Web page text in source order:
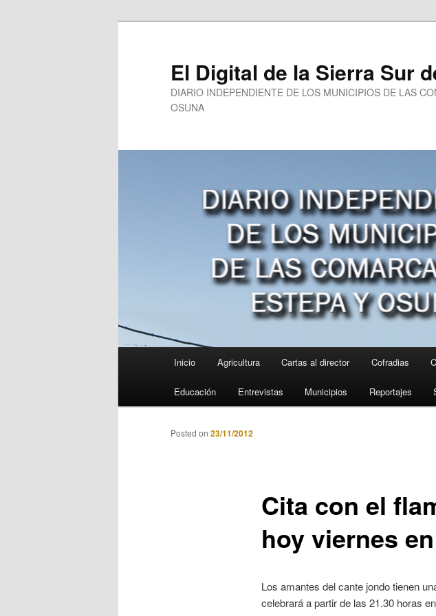
El Digital de la Sierra Sur
DIARIO INDEPENDIENTE DE LOS MUNICIPIOS DE LAS
OSUNA
Inicio Agricultura Cartas al director Cofradias
Educación Entrevistas Municipios Reportajes
Cita con el
hoy viernes
Posted on 23/11/2012
Los amantes del cante jondo tienen
celebrará a partir de las 21.30 horas